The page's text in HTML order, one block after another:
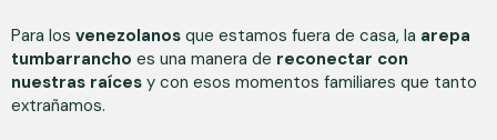
Para los venezolanos que estamos fuera de casa, la arepa
tumbarrancho es una manera de reconectar con
nuestras raíces y con esos momentos familiares que tanto
extrañamos.